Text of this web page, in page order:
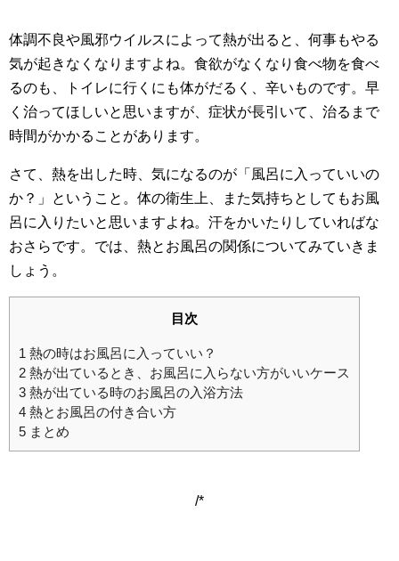
体調不良や風邪ウイルスによって熱が出ると、何事もやる
気が起きなくなりますよね。食欲がなくなり食べ物を食べ
るのも、トイレに行くにも体がだるく、辛いものです。早
く治ってほしいと思いますが、症状が長引いて、治るまで
時間がかかることがあります。
さて、熱を出した時、気になるのが「風呂に入っていいの
か？」ということ。体の衛生上、また気持ちとしてもお風
呂に入りたいと思いますよね。汗をかいたりしていればな
おさらです。では、熱とお風呂の関係についてみていきま
しょう。
目次
1 熱の時はお風呂に入っていい？
2 熱が出ているとき、お風呂に入らない方がいいケース
3 熱が出ている時のお風呂の入浴方法
4 熱とお風呂の付き合い方
5 まとめ
/*